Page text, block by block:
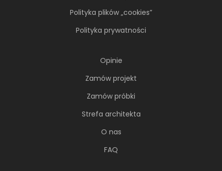
Polityka plików „cookies”
Polityka prywatności
Opinie
Zamów projekt
Zamów próbki
Strefa architekta
O nas
FAQ